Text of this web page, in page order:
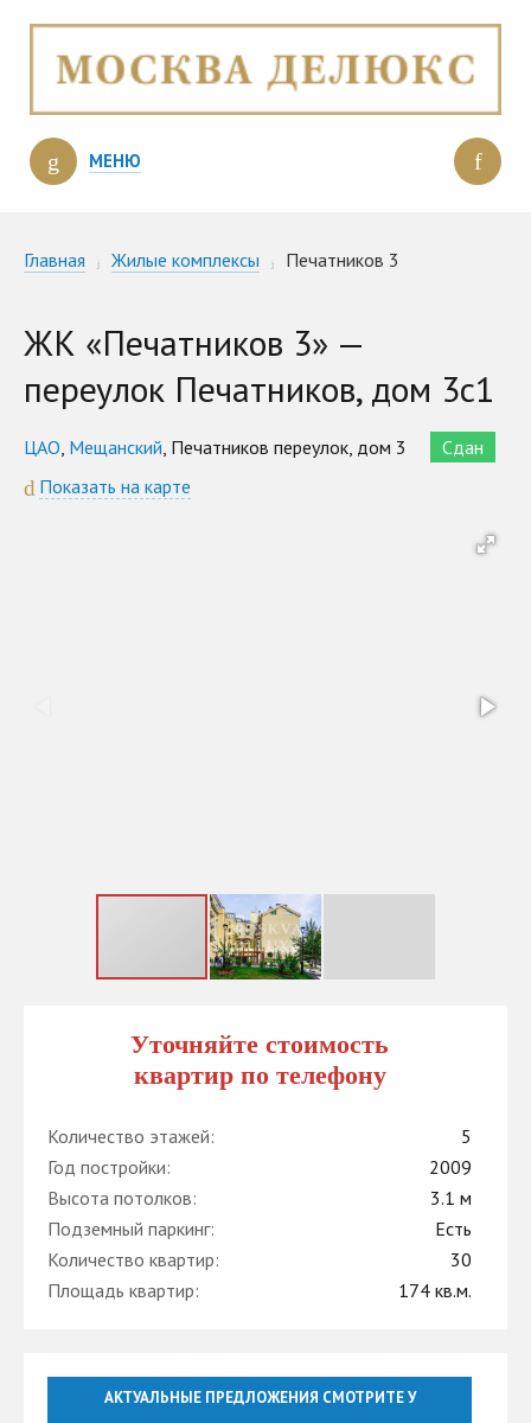
МЕНЮ
Главная Жилые комплексы Печатников 3
ЖК «Печатников 3» —
переулок Печатников, дом 3с1
ЦАО Мещанский , Печатников переулок, дом 3
Сдан
Показать на карте
Уточняйте стоимость
квартир по телефону
Количество этажей:
5
Год постройки:
2009
Высота потолков:
3.1 м
Подземный паркинг:
Есть
Количество квартир:
30
Площадь квартир:
174 кв.м.
АКТУАЛЬНЫЕ ПРЕДЛОЖЕНИЯ СМОТРИТЕ У